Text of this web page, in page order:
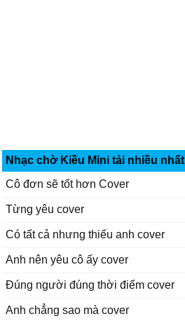
Nhạc chờ Kiều Mini tải nhiều nhất
Cô đơn sẽ tốt hơn Cover
Từng yêu cover
Có tất cả nhưng thiếu anh cover
Anh nên yêu cô ấy cover
Đúng người đúng thời điểm cover
Anh chẳng sao mà cover